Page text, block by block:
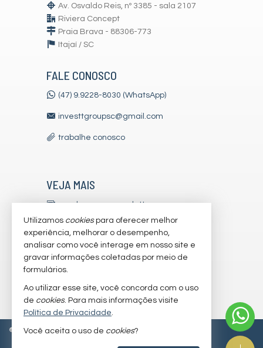
Av. Osvaldo Reis, nº 3385 - sala 2107
Riviera Concept
Praia Brava - 88306-773
Itajaí / SC
FALE CONOSCO
(47) 9.9228-8030 (WhatsApp)
investtgroupsc@gmail.com
trabalhe conosco
VEJA MAIS
receba nosso newsletter
indicadores financeiros
cadastre seu imóvel
imóveis favoritos
mapa de imóveis
© 2026 CRECI/SC 7179-J Política de Privacidade
Utilizamos cookiespara oferecer melhor
experiência, melhorar o desempenho,
analisar como você interage em nosso site e
gravar informações coletadas por meio de
formulários.
Ao utilizar esse site, você concorda com o uso
de cookies. Para mais informações visite
Política de Privacidade.
Você aceita o uso de cookies?